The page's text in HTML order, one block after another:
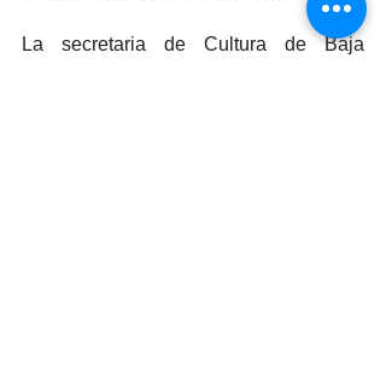
La secretaria de Cultura de Baja